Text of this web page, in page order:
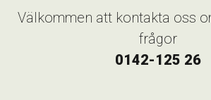
Välkommen att kontakta oss
frågor
0142-125 26